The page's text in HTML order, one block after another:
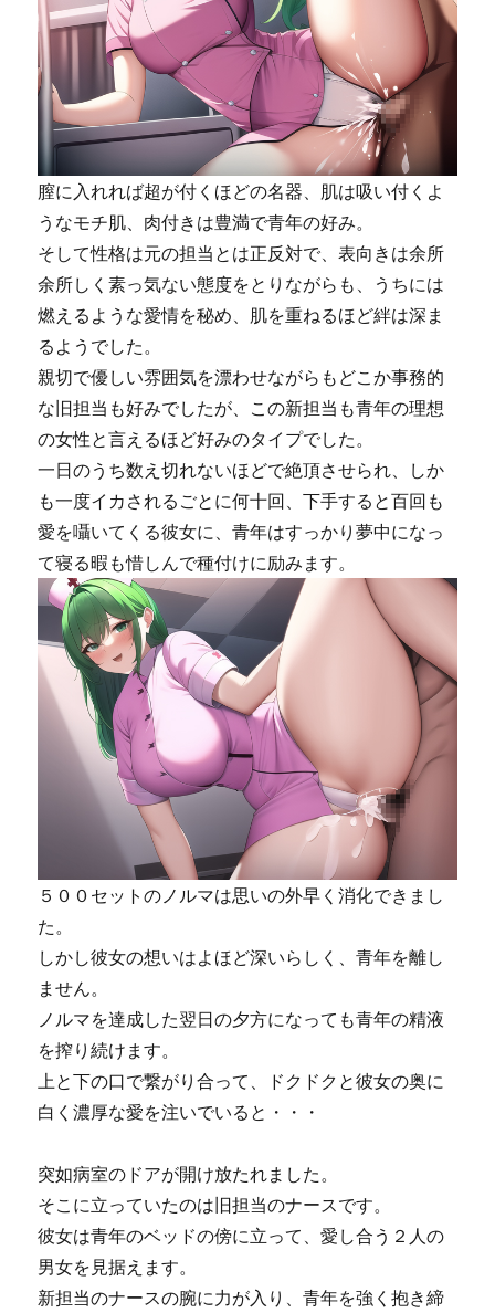
膣に入れれば超が付くほどの名器、肌は吸い付くよ
うなモチ肌、肉付きは豊満で青年の好み。
そして性格は元の担当とは正反対で、表向きは余所
余所しく素っ気ない態度をとりながらも、うちには
燃えるような愛情を秘め、肌を重ねるほど絆は深ま
るようでした。
親切で優しい雰囲気を漂わせながらもどこか事務的
な旧担当も好みでしたが、この新担当も青年の理想
の女性と言えるほど好みのタイプでした。
一日のうち数え切れないほどで絶頂させられ、しか
も一度イカされるごとに何十回、下手すると百回も
愛を囁いてくる彼女に、青年はすっかり夢中になっ
て寝る暇も惜しんで種付けに励みます。
５００セットのノルマは思いの外早く消化できまし
た。
しかし彼女の想いはよほど深いらしく、青年を離し
ません。
ノルマを達成した翌日の夕方になっても青年の精液
を搾り続けます。
上と下の口で繋がり合って、ドクドクと彼女の奥に
白く濃厚な愛を注いでいると・・・
突如病室のドアが開け放たれました。
そこに立っていたのは旧担当のナースです。
彼女は青年のベッドの傍に立って、愛し合う２人の
男女を見据えます。
新担当のナースの腕に力が入り、青年を強く抱き締